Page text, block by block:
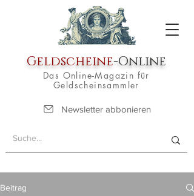
Geldscheine-Online
Das Online-Magazin für
Geldscheinsammler
Newsletter abbonieren
Beitrag